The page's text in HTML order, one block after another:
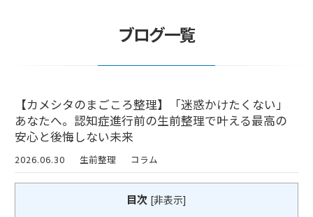
ブログ一覧
【カメシタのまごころ整理】「迷惑かけたくない」
あなたへ。認知症進行前の生前整理で叶える最高の
安心と後悔しない未来
2026.06.30 生前整理 コラム
目次 [非表示]